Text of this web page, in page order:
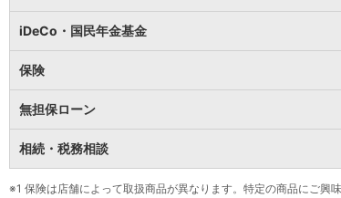
海外旅行保険
国内旅行傷害保険
スマホ保険
傷害保険
介護保険
カード
クレジットカード
デビットカード
インターネットバンキング
iDeCo・国民年金基金
保険
無担保ローン
相続・税務相談
※1 保険は店舗によって取扱商品が異なります。特定の商品にご興